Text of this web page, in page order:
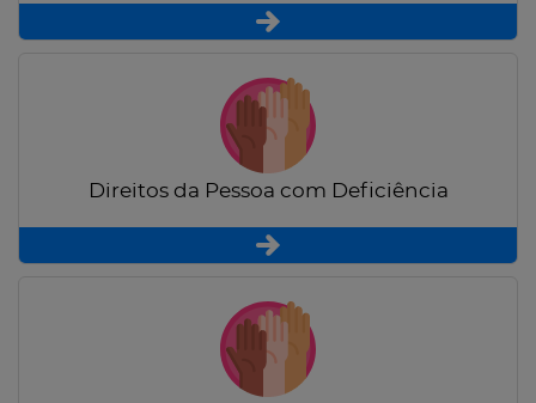
Direitos da Pessoa com Deficiência